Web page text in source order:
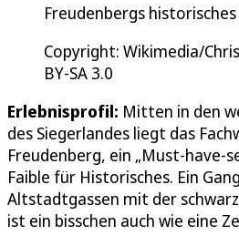
Freudenbergs
Copyright: Wikimedia/
BY-SA 3.0
Erlebnisprofil: Mitten in den
des Siegerlandes liegt das
Freudenberg, ein „Must-have-
Faible für Historisches. Ein
Altstadtgassen mit der
ist ein bisschen auch wie eine